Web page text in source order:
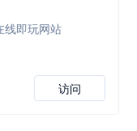
线即玩网站
访问